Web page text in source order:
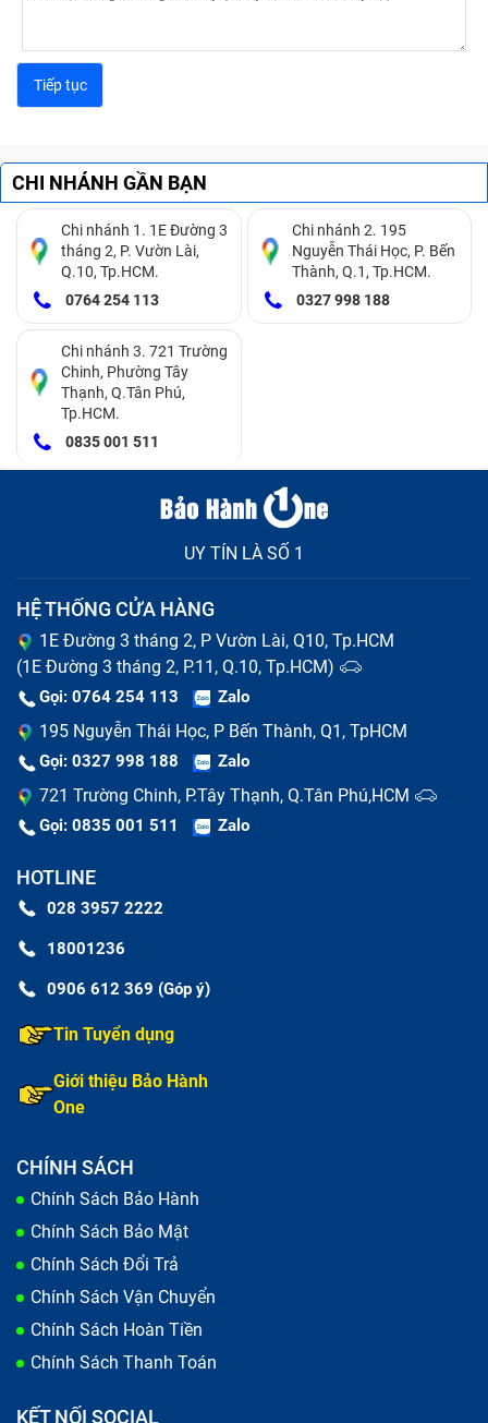
CHI NHÁNH GẦN BẠN
Chi nhánh 1. 1E Đường 3
tháng 2, P. Vườn Lài,
Q.10, Tp.HCM.
0764 254 113
Chi nhánh 2. 195
Nguyễn Thái Học, P. Bến
Thành, Q.1, Tp.HCM.
0327 998 188
Chi nhánh 3. 721 Trường
Chinh, Phường Tây
Thạnh, Q.Tân Phú,
Tp.HCM.
0835 001 511
UY TÍN LÀ SỐ 1
HỆ THỐNG CỬA HÀNG
1E Đường 3 tháng 2, P Vườn Lài, Q10, Tp.HCM
(1E Đường 3 tháng 2, P.11, Q.10, Tp.HCM)
Gọi: 0764 254 113 Zalo
195 Nguyễn Thái Học, P Bến Thành, Q1, TpHCM
Gọi: 0327 998 188 Zalo
721 Trường Chinh, P.Tây Thạnh, Q.Tân Phú,HCM
Gọi: 0835 001 511 Zalo
HOTLINE
028 3957 2222
18001236
0906 612 369 (Góp ý)
Tin Tuyển dụng
Giới thiệu Bảo Hành
One
CHÍNH SÁCH
Chính Sách Bảo Hành
Chính Sách Bảo Mật
Chính Sách Đổi Trả
Chính Sách Vận Chuyển
Chính Sách Hoàn Tiền
Chính Sách Thanh Toán
KẾT NỐI SOCIAL